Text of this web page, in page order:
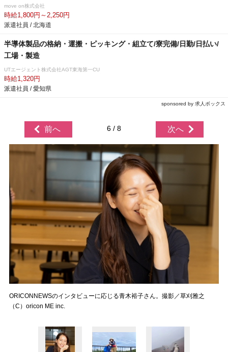
move on株式会社
時給1,800円～2,250円
派遣社員 / 北海道
半導体製品の格納・運搬・ピッキング・組立て/寮完備/日勤/日払い/
工場・製造
UTエージェント株式会社AGT東海第一CU
時給1,320円
派遣社員 / 愛知県
sponsored by 求人ボックス
前へ 6 / 8 次へ
ORICONNEWSのインタビューに応じる青木裕子さん。撮影／草刈雅之
（C）oricon ME inc.